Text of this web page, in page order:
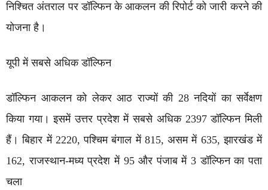
निश्चित अंतराल पर डॉल्फिन के आकलन की रिपोर्ट को जारी करने की
योजना है।
यूपी में सबसे अधिक डॉल्फिन
डॉल्फिन आकलन को लेकर आठ राज्यों की 28 नदियों का सर्वेक्षण
किया गया। इसमें उत्तर प्रदेश में सबसे अधिक 2397 डॉल्फिन मिली
हैं। बिहार में 2220, पश्चिम बंगाल में 815, असम में 635, झारखंड में
162, राजस्थान-मध्य प्रदेश में 95 और पंजाब में 3 डॉल्फिन का पता
चला